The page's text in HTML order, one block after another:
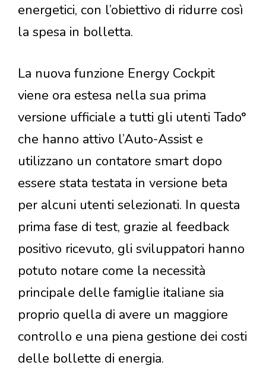
energetici, con l’obiettivo di ridurre così
la spesa in bolletta.
La nuova funzione Energy Cockpit
viene ora estesa nella sua prima
versione ufficiale a tutti gli utenti Tado°
che hanno attivo l’Auto-Assist e
utilizzano un contatore smart dopo
essere stata testata in versione beta
per alcuni utenti selezionati. In questa
prima fase di test, grazie al feedback
positivo ricevuto, gli sviluppatori hanno
potuto notare come la necessità
principale delle famiglie italiane sia
proprio quella di avere un maggiore
controllo e una piena gestione dei costi
delle bollette di energia.